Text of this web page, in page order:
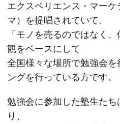
エクスペリエンス・マー
マ）を提唱されていて、
「モノを売るのではなく
観をベースにして
全国様々な場所で勉強会
ングを行っている方です。
勉強会に参加した塾生たち
り、